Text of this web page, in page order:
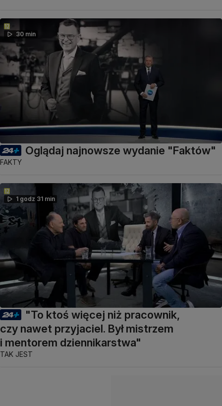
30 min
Oglądaj najnowsze wydanie "Faktów"
FAKTY
1 godz 31 min
"To ktoś więcej niż pracownik,
czy nawet przyjaciel. Był mistrzem
i mentorem dziennikarstwa"
TAK JEST